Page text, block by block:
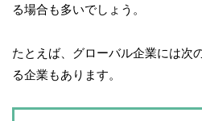
る場合も多いでしょう。
たとえば、グローバル企業には次
る企業もあります。